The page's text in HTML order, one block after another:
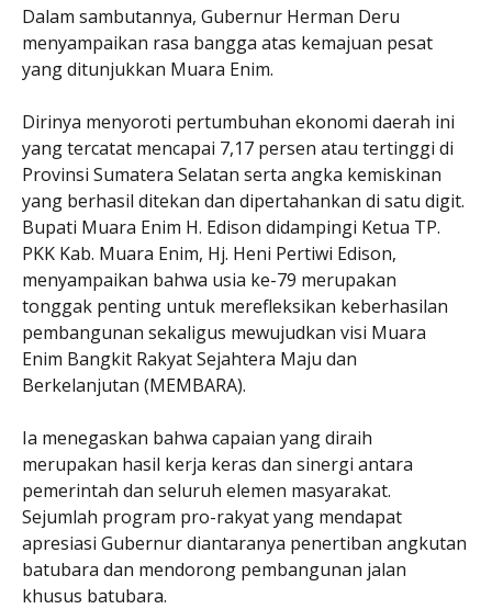
Dalam sambutannya, Gubernur Herman Deru
menyampaikan rasa bangga atas kemajuan pesat
yang ditunjukkan Muara Enim.
Dirinya menyoroti pertumbuhan ekonomi daerah ini
yang tercatat mencapai 7,17 persen atau tertinggi di
Provinsi Sumatera Selatan serta angka kemiskinan
yang berhasil ditekan dan dipertahankan di satu digit.
Bupati Muara Enim H. Edison didampingi Ketua TP.
PKK Kab. Muara Enim, Hj. Heni Pertiwi Edison,
menyampaikan bahwa usia ke-79 merupakan
tonggak penting untuk merefleksikan keberhasilan
pembangunan sekaligus mewujudkan visi Muara
Enim Bangkit Rakyat Sejahtera Maju dan
Berkelanjutan (MEMBARA).
Ia menegaskan bahwa capaian yang diraih
merupakan hasil kerja keras dan sinergi antara
pemerintah dan seluruh elemen masyarakat.
Sejumlah program pro-rakyat yang mendapat
apresiasi Gubernur diantaranya penertiban angkutan
batubara dan mendorong pembangunan jalan
khusus batubara.